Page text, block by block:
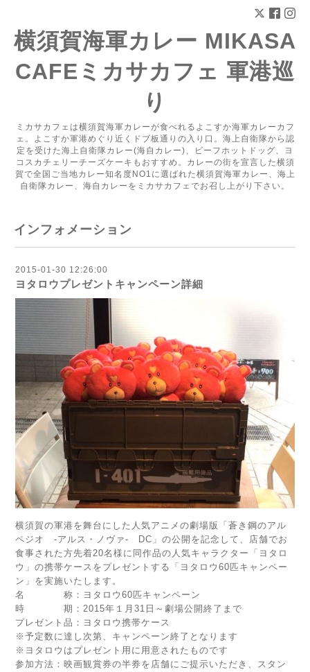
横須賀海軍カレー MIKASA
CAFEミカサカフェ 軍港巡
り
ミカサカフェは横須賀海軍カレーが食べれるよこすか海軍カレーカフ
ェ。よこすか軍港めぐり近くドブ板通りの入り口。海上自衛隊から認
定を受けた海上自衛隊カレー(海自カレー)、ビーフホットドッグ、ヨ
コスカチェリーチーズケーキもおすすめ。カレーの街を宣言した横須
賀で全国ご当地カレー知名度NO1に選ばれた横須賀海軍カレー、海上
自衛隊カレー、海自カレーをミカサカフェでお召し上がり下さい。
インフォメーション
2015-01-30 12:26:00
ヨタロウプレゼントキャンペーン詳細
横須賀の軍港を舞台にした人気アニメの劇場版「蒼き鋼のアル
ペジオ ‐アルス・ノヴァ‐ DC」の公開を記念して、店舗でお
食事された方先着20名様に同作品の人気キャラクター「ヨタロ
ウ」の携帯ケースをプレゼントする「ヨタロウ60匹キャンペー
ン」を実施いたします。
名 称：ヨタロウ60匹キャンペーン
時 期：2015年１月31日～劇場公開終了まで
プレゼント品：ヨタロウ携帯ケース
※予定数に達し次第、キャンペーン終了となります
※ヨタロウはプレゼント用に用意されたものです
参加方法：映画観賞券の半券を店舗にご提示いただき、スタン